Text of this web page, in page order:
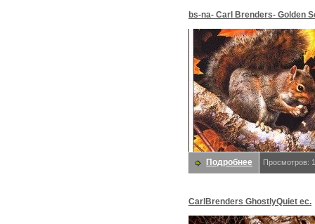
bs-na- Carl Brenders- Golden
Gray Squirrel. Brenders, Карл
Подробнее Просмотров:
CarlBrenders GhostlyQuiet ec.